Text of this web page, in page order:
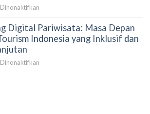
Outbound
Bogor
Family
Gathering
Digital Pariwisata: Masa Depan
Indonesia yang Inklusif dan